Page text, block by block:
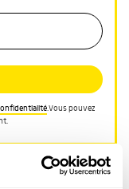
.Vous pouvez